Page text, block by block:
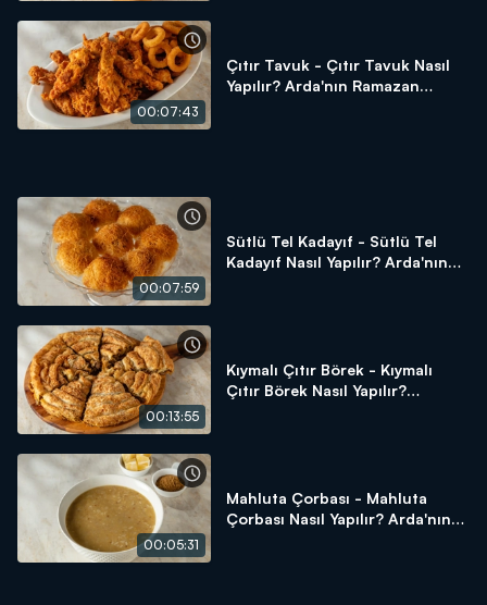
00:07:43
Çıtır Tavuk - Çıtır Tavuk Nasıl
Yapılır? Arda'nın Ramazan
00:07:59
Sütlü Tel Kadayıf - Sütlü Tel
Kadayıf Nasıl Yapılır? Arda'nın
00:13:55
Kıymalı Çıtır Börek - Kıymalı
Çıtır Börek Nasıl Yapılır?
00:05:31
Mahluta Çorbası - Mahluta
Çorbası Nasıl Yapılır? Arda'nın